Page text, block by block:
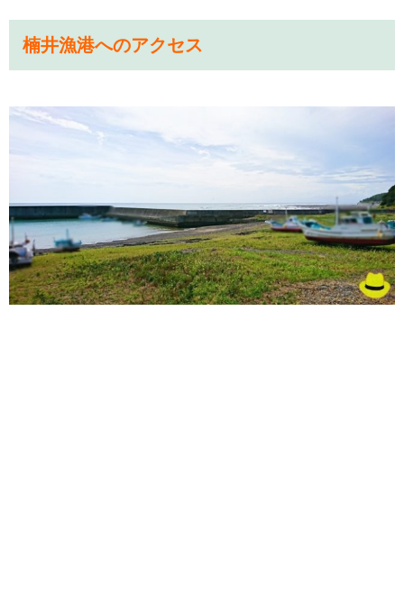
楠井漁港へのアクセス